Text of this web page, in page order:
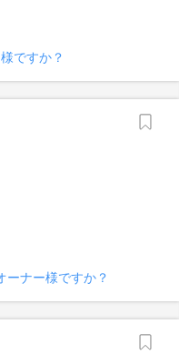
ですか？
ーナー様ですか？